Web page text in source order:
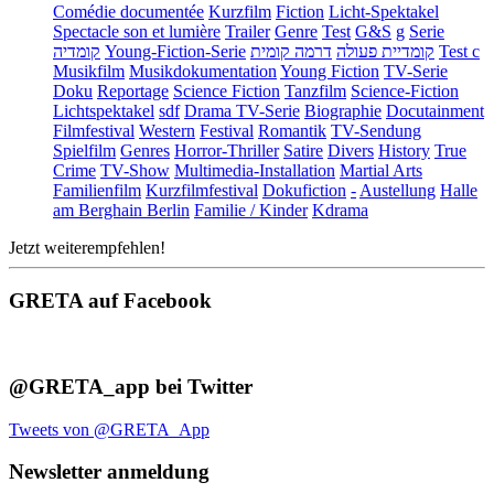
Comédie documentée Kurzfilm Fiction Licht-Spektakel
Spectacle son et lumière Trailer Genre Test G&S g Serie
קומדיה Young-Fiction-Serie קומדיית פעולה דרמה קומית
Test c
Musikfilm Musikdokumentation Young Fiction TV-Serie
Doku Reportage Science Fiction Tanzfilm Science-Fiction
Lichtspektakel sdf Drama TV-Serie Biographie Docutainment
Filmfestival Western Festival Romantik TV-Sendung
Spielfilm Genres Horror-Thriller Satire Divers History True
Crime TV-Show Multimedia-Installation Martial Arts
Familienfilm Kurzfilmfestival Dokufiction - Austellung Halle
am Berghain Berlin Familie / Kinder Kdrama
Jetzt weiterempfehlen!
GRETA auf Facebook
@GRETA_app bei Twitter
Tweets von @GRETA_App
Newsletter anmeldung